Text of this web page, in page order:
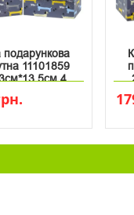
подарункова
11101859
4